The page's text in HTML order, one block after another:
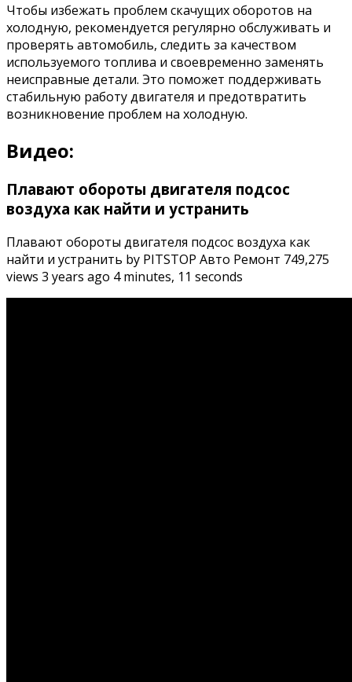
Чтобы избежать проблем скачущих оборотов на
холодную, рекомендуется регулярно обслуживать и
проверять автомобиль, следить за качеством
используемого топлива и своевременно заменять
неисправные детали. Это поможет поддерживать
стабильную работу двигателя и предотвратить
возникновение проблем на холодную.
Видео:
Плавают обороты двигателя подсос
воздуха как найти и устранить
Плавают обороты двигателя подсос воздуха как
найти и устранить by PITSTOP Авто Ремонт 749,275
views 3 years ago 4 minutes, 11 seconds